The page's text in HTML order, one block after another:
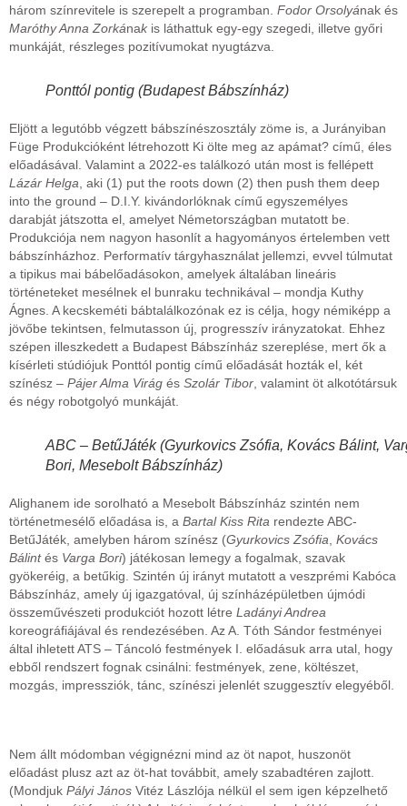
három színrevitele is szerepelt a programban. Fodor Orsolyának és
Maróthy Anna Zorkánakis láthattuk egy-egy szegedi, illetve győri
munkáját, részleges pozitívumokat nyugtázva.
Ponttól pontig (Budapest Bábszínház)
Eljött a legutóbb végzett bábszínészosztály zöme is, a Jurányiban
Füge Produkcióként létrehozott Ki ölte meg az apámat? című, éles
előadásával. Valamint a 2022-es találkozó után most is fellépett
Lázár Helga , aki (1) put the roots down (2) then push them deep
into the ground – D.I.Y. kivándorlóknak című egyszemélyes
darabját játszotta el, amelyet Németországban mutatott be.
Produkciója nem nagyon hasonlít a hagyományos értelemben vett
bábszínházhoz. Performatív tárgyhasználat jellemzi, evvel túlmutat
a tipikus mai bábelőadásokon, amelyek általában lineáris
történeteket mesélnek el bunraku technikával – mondja Kuthy
Ágnes. A kecskeméti bábtalálkozónak ez is célja, hogy némiképp a
jövőbe tekintsen, felmutasson új, progresszív irányzatokat. Ehhez
szépen illeszkedett a Budapest Bábszínház szereplése, mert ők a
kísérleti stúdiójuk Ponttól pontig című előadását hozták el, két
színész – Pájer Alma Virág és Szolár Tibor , valamint öt alkotótársuk
és négy robotgolyó munkáját.
ABC – BetűJáték (Gyurkovics Zsófia, Kovács Bálint,
Bori, Mesebolt Bábszínház)
Alighanem ide sorolható a Mesebolt Bábszínház szintén nem
történetmesélő előadása is, a Bartal Kiss Rita rendezte ABC-
BetűJáték, amelyben három színész (Gyurkovics Zsófia Kovács
Bálintés Varga Bori) játékosan lemegy a fogalmak, szavak
gyökeréig, a betűkig. Szintén új irányt mutatott a veszprémi Kabóca
Bábszínház, amely új igazgatóval, új színházépületben újmódi
összeművészeti produkciót hozott létre Ladányi Andrea
koreográfiájával és rendezésében. Az A. Tóth Sándor festményei
által ihletett ATS – Táncoló festmények I. előadásuk arra utal, hogy
ebből rendszert fognak csinálni: festmények, zene, költészet,
mozgás, impressziók, tánc, színészi jelenlét szuggesztív elegyéből.
Nem állt módomban végignézni mind az öt napot, huszonöt
előadást plusz azt az öt-hat továbbit, amely szabadtéren zajlott.
(Mondjuk Pályi János Vitéz Lászlója nélkül el sem igen képzelhető